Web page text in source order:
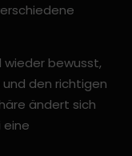
wieder bewusst,
den richtigen
ändert sich
eine